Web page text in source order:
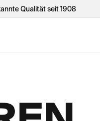
Qualität seit 1908